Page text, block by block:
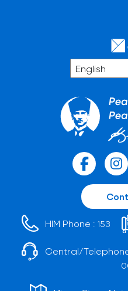
HIM Phone : 153
Central/